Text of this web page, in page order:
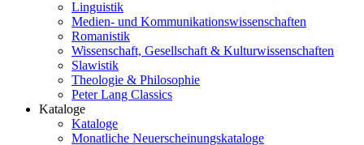
Linguistik
Medien- und Kommunikationswissenschaften
Romanistik
Wissenschaft, Gesellschaft & Kulturwissenschaften
Slawistik
Theologie & Philosophie
Peter Lang Classics
Kataloge
Kataloge
Monatliche Neuerscheinungskataloge